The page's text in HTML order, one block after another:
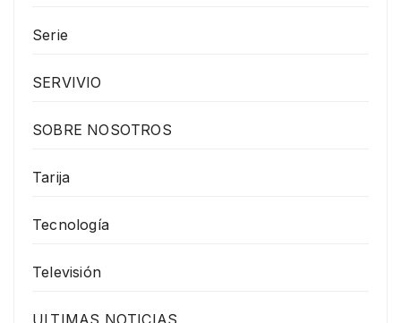
Serie
SERVIVIO
SOBRE NOSOTROS
Tarija
Tecnología
Televisión